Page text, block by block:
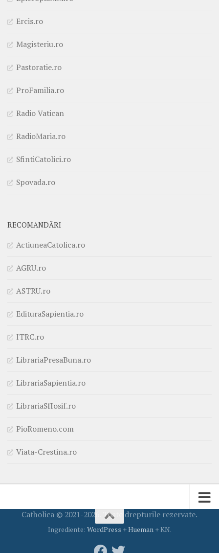
Ercis.ro
Magisteriu.ro
Pastoratie.ro
ProFamilia.ro
Radio Vatican
RadioMaria.ro
SfintiCatolici.ro
Spovada.ro
RECOMANDĂRI
ActiuneaCatolica.ro
AGRU.ro
ASTRU.ro
EdituraSapientia.ro
ITRC.ro
LibrariaPresaBuna.ro
LibrariaSapientia.ro
LibrariaSfIosif.ro
PioRomeno.com
Viata-Crestina.ro
Catholica © 2021-2026. Toate drepturile rezervate.
Ingrediente: WordPress +Hueman + KN.